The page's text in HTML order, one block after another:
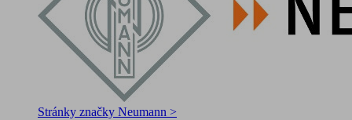
Stránky značky Neumann >